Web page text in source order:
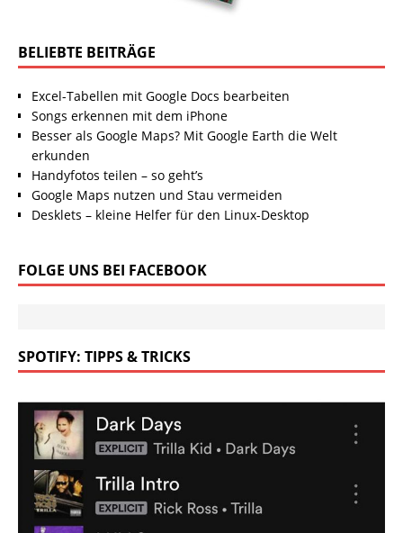
BELIEBTE BEITRÄGE
Excel-Tabellen mit Google Docs bearbeiten
Songs erkennen mit dem iPhone
Besser als Google Maps? Mit Google Earth die Welt
erkunden
Handyfotos teilen – so geht’s
Google Maps nutzen und Stau vermeiden
Desklets – kleine Helfer für den Linux-Desktop
FOLGE UNS BEI FACEBOOK
SPOTIFY: TIPPS & TRICKS